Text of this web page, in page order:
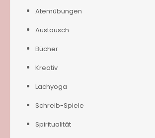
Atemübungen
Austausch
Bücher
Kreativ
Lachyoga
Schreib-Spiele
Spiritualität